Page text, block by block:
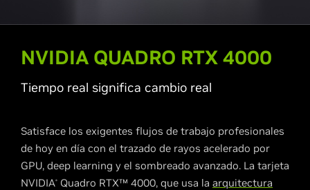
NVIDIA QUADRO RTX 4000
Tiempo real significa cambio real
Satisface los exigentes flujos de trabajo profesionales
de hoy en día con el trazado de rayos acelerado por
GPU, deep learning y el sombreado avanzado. La tarjeta
NVIDIA® Quadro RTX™ 4000, que usa la arquitectura